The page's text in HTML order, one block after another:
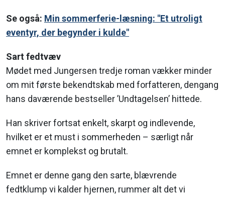
Se også: Min sommerferie-læsning: "Et utroligt
eventyr, der begynder i kulde"
Sart fedtvæv
Mødet med Jungersen tredje roman vækker minder
om mit første bekendtskab med forfatteren, dengang
hans daværende bestseller ’Undtagelsen’ hittede.
Han skriver fortsat enkelt, skarpt og indlevende,
hvilket er et must i sommerheden – særligt når
emnet er komplekst og brutalt.
Emnet er denne gang den sarte, blævrende
fedtklump vi kalder hjernen, rummer alt det vi